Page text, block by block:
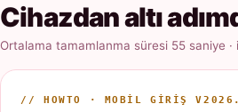
Cihazdan altı
Ortalama tamamlanma süresi 55 saniye
// HOWTO · MOBIL GIRIŞ